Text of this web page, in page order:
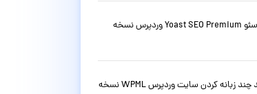
افزونه فارسی سئو Yoast SEO Premium وردپرس نسخه
افزونه قدرتمند چند زبانه کردن سایت وردپرس WPML نسخه